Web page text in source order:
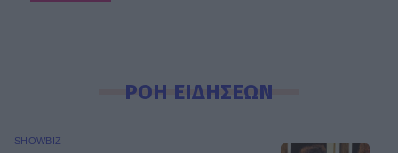
ΡΟΗ ΕΙΔΗΣΕΩΝ
SHOWBIZ